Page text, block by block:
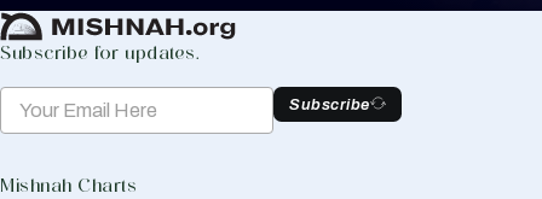
Subscribe for updates.
Subscribe
Mishnah Charts